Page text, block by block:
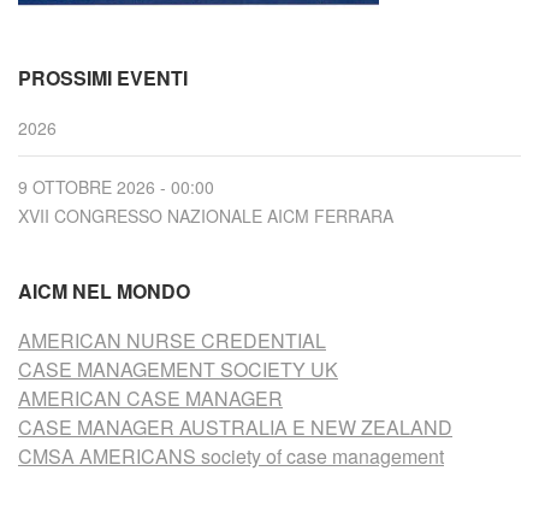
PROSSIMI EVENTI
2026
9 OTTOBRE 2026 - 00:00
XVII CONGRESSO NAZIONALE AICM FERRARA
AICM NEL MONDO
AMERICAN NURSE CREDENTIAL
CASE MANAGEMENT SOCIETY UK
AMERICAN CASE MANAGER
CASE MANAGER AUSTRALIA E NEW ZEALAND
CMSA AMERICANS society of case management